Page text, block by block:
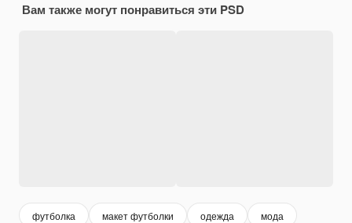
Вам также могут понравиться эти PSD
футболка макет футболки одежда мода